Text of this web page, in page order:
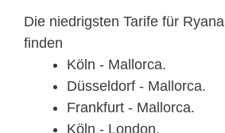
Die niedrigsten Tarife für
finden
Köln - Mallorca.
Düsseldorf - Mallorca.
Frankfurt - Mallorca.
Köln - London.